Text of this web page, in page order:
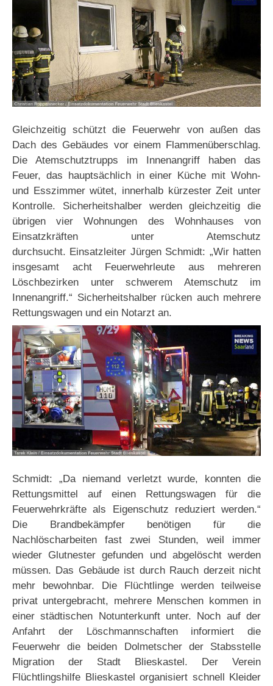
Gleichzeitig schützt die Feuerwehr von außen das
Dach des Gebäudes vor einem Flammenüberschlag.
Die Atemschutztrupps im Innenangriff haben das
Feuer, das hauptsächlich in einer Küche mit Wohn-
und Esszimmer wütet, innerhalb kürzester Zeit unter
Kontrolle. Sicherheitshalber werden gleichzeitig die
übrigen vier Wohnungen des Wohnhauses von
Einsatzkräften unter Atemschutz
durchsucht. Einsatzleiter Jürgen Schmidt: „Wir hatten
insgesamt acht Feuerwehrleute aus mehreren
Löschbezirken unter schwerem Atemschutz im
Innenangriff.“ Sicherheitshalber rücken auch mehrere
Rettungswagen und ein Notarzt an.
Schmidt: „Da niemand verletzt wurde, konnten die
Rettungsmittel auf einen Rettungswagen für die
Feuerwehrkräfte als Eigenschutz reduziert werden.“
Die Brandbekämpfer benötigen für die
Nachlöscharbeiten fast zwei Stunden, weil immer
wieder Glutnester gefunden und abgelöscht werden
müssen. Das Gebäude ist durch Rauch derzeit nicht
mehr bewohnbar. Die Flüchtlinge werden teilweise
privat untergebracht, mehrere Menschen kommen in
einer städtischen Notunterkunft unter. Noch auf der
Anfahrt der Löschmannschaften informiert die
Feuerwehr die beiden Dolmetscher der Stabsstelle
Migration der Stadt Blieskastel. Der Verein
Flüchtlingshilfe Blieskastel organisiert schnell Kleider